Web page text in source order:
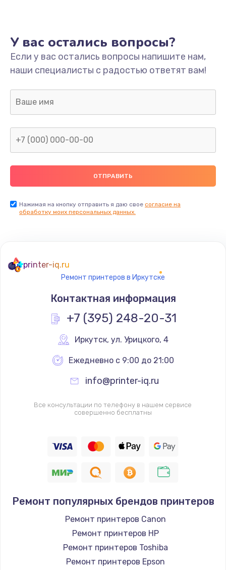
от 600 руб.
Заказать
Замена внешнего динамика
Замена внутреннего динамика
Заказать
Замена вибромотора
от 550 руб.
Замена контроллера питания
Заказать
У вас остались вопросы?
Если у вас остались вопросы напишите нам,
наши специалисты с радостью ответят вам!
Нажимая на кнопку отправить я даю свое согласие на
обработку моих персональных данных.
printer-iq.ru
Ремонт принтеров в Иркутске
Контактная информация
+7 (395) 248-20-31
Иркутск, ул. Урицкого, 4
Ежедневно с 9:00 до 21:00
info@printer-iq.ru
Все консультации по телефону в нашем сервисе
совершенно бесплатны
Ремонт популярных брендов принтеров
Ремонт принтеров Canon
Ремонт принтеров HP
Ремонт принтеров Toshiba
Ремонт принтеров Epson